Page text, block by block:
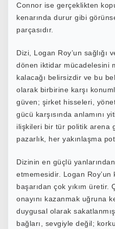
Connor ise gerçeklikten
kenarında durur gibi
parçasıdır.
Dizi, Logan Roy’un sağlığı
dönen iktidar mücadelesini
kalacağı belirsizdir ve bu
olarak birbirine karşı
güven; şirket hisseleri,
gücü karşısında anlamını
ilişkileri bir tür politik arena
pazarlık, her yakınlaşma
Dizinin en güçlü
etmemesidir. Logan Roy’un
başarıdan çok yıkım üretir.
onayını kazanmak uğruna
duygusal olarak
bağları, sevgiyle değil;